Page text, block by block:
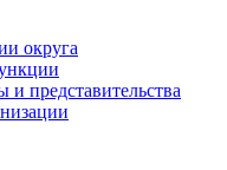
округа
представительства